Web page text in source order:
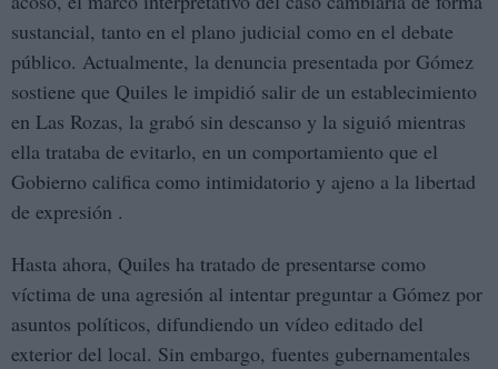
sustancial, tanto en el plano judicial como en el debate
público. Actualmente, la denuncia presentada por Gómez
sostiene que Quiles le impidió salir de un establecimiento
en Las Rozas, la grabó sin descanso y la siguió mientras
ella trataba de evitarlo, en un comportamiento que el
Gobierno califica como intimidatorio y ajeno a la libertad
de expresión .
Hasta ahora, Quiles ha tratado de presentarse como
víctima de una agresión al intentar preguntar a Gómez por
asuntos políticos, difundiendo un vídeo editado del
exterior del local. Sin embargo, fuentes gubernamentales